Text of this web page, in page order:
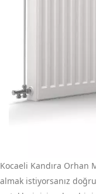
Kocaeli Kandıra Orhan
almak istiyorsanız